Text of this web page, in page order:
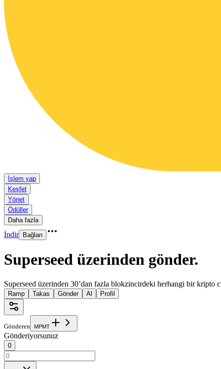
İşlem yap
Keşfet
Yönet
Ödüller
Daha fazla
İndir Bağlan
Superseed üzerinden gönder.
Superseed üzerinden 30’dan fazla blokzincirdeki herhangi bir kripto
Ramp Takas Gönder Al Profil
Gönderen MPMT
Gönderiyorsunuz
0